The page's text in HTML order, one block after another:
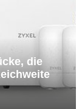
die